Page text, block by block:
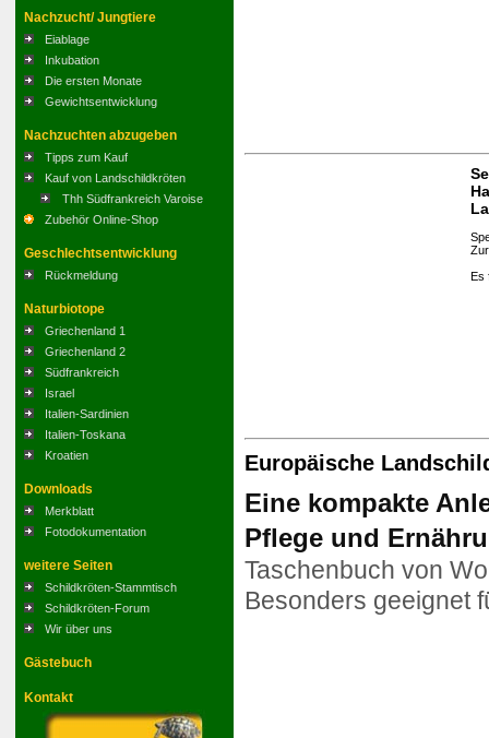
Nachzucht/ Jungtiere
Eiablage
Inkubation
Die ersten Monate
Gewichtsentwicklung
Nachzuchten abzugeben
Tipps zum Kauf
Kauf von Landschildkröten
Thh Südfrankreich Varoise
Zubehör Online-Shop
Geschlechtsentwicklung
Rückmeldung
Naturbiotope
Griechenland 1
Griechenland 2
Südfrankreich
Israel
Italien-Sardinien
Italien-Toskana
Kroatien
Downloads
Merkblatt
Fotodokumentation
weitere Seiten
Schildkröten-Stammtisch
Schildkröten-Forum
Wir über uns
Gästebuch
Kontakt
Es
Europäische
Eine kompakte
Pflege und
Taschenbuch von
Besonders geeignet